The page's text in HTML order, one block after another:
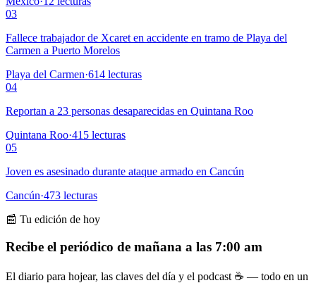
03
Fallece trabajador de Xcaret en accidente en tramo de Playa del
Carmen a Puerto Morelos
Playa del Carmen·614 lecturas
04
Reportan a 23 personas desaparecidas en Quintana Roo
Quintana Roo·415 lecturas
05
Joven es asesinado durante ataque armado en Cancún
Cancún·473 lecturas
📰 Tu edición de hoy
Recibe el periódico de mañana a las 7:00 am
El diario para hojear, las claves del día y el podcast ☕ — todo en un